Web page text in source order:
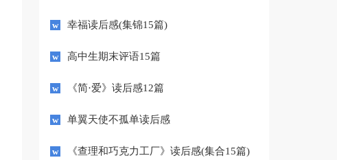
幸福读后感(集锦15篇)
高中生期末评语15篇
《简·爱》读后感12篇
单翼天使不孤单读后感
《查理和巧克力工厂》读后感(集合15篇)